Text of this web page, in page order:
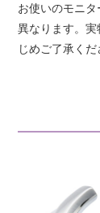
お使いのモニ
異なります。
じめご了承くだ